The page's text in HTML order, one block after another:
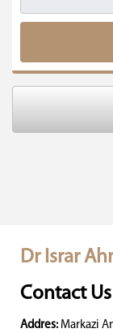
Dr Israr
Contact Us
Addres: Markazi